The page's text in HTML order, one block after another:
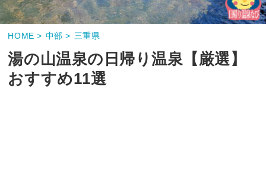
HOME > 中部 > 三重県
湯の山温泉の日帰り温泉【厳選】
おすすめ11選